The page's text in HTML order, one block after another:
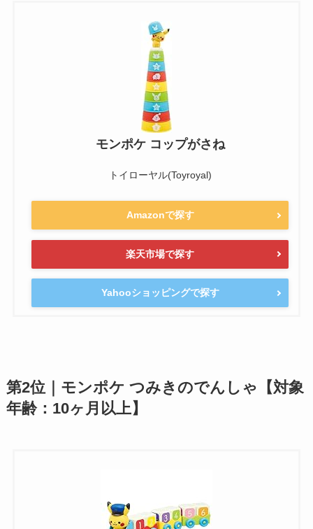
モンポケ コップがさね
トイローヤル(Toyroyal)
Amazonで探す
楽天市場で探す
Yahooショッピングで探す
第2位｜モンポケ つみきのでんしゃ【対象
年齢：10ヶ月以上】